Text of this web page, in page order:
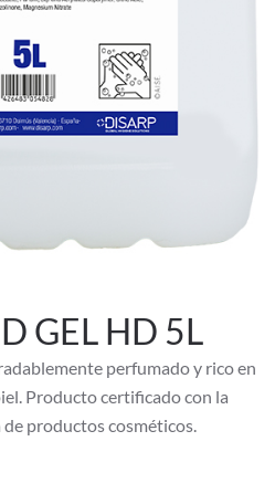
GEL HD 5L
perfumado y rico en
Producto certificado con la
productos cosméticos.